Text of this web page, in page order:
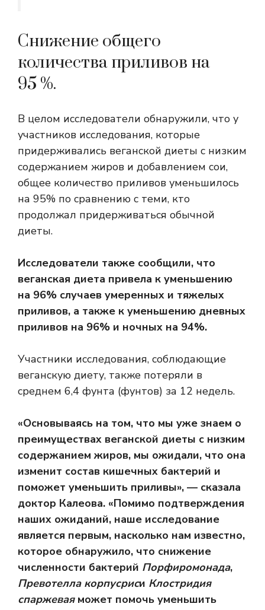
Снижение общего
количества приливов на
95 %.
В целом исследователи обнаружили, что у
участников исследования, которые
придерживались веганской диеты с низким
содержанием жиров и добавлением сои,
общее количество приливов уменьшилось
на 95% по сравнению с теми, кто
продолжал придерживаться обычной
диеты.
Исследователи также сообщили, что
веганская диета привела к уменьшению
на 96% случаев умеренных и тяжелых
приливов, а также к уменьшению дневных
приливов на 96% и ночных на 94%.
Участники исследования, соблюдающие
веганскую диету, также потеряли в
среднем 6,4 фунта (фунтов) за 12 недель.
«Основываясь на том, что мы уже знаем о
преимуществах веганской диеты с низким
содержанием жиров, мы ожидали, что она
изменит состав кишечных бактерий и
поможет уменьшить приливы», — сказала
доктор Калеова. «Помимо подтверждения
наших ожиданий, наше исследование
является первым, насколько нам известно,
которое обнаружило, что снижение
численности бактерий Порфиромонада,
Превотелла корпусриси Клостридия
спаржеваяможет помочь уменьшить